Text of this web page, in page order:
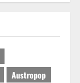
Austropop